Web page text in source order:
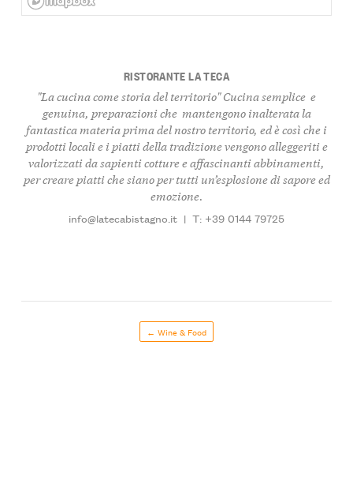
RISTORANTE LA TECA
"La cucina come storia del territorio" Cucina semplice e
genuina, preparazioni che mantengono inalterata la
fantastica materia prima del nostro territorio, ed è così che i
prodotti locali e i piatti della tradizione vengono alleggeriti e
valorizzati da sapienti cotture e affascinanti abbinamenti,
per creare piatti che siano per tutti un’esplosione di sapore ed
emozione.
info@latecabistagno.it | T: +39 0144 79725
← Wine & Food